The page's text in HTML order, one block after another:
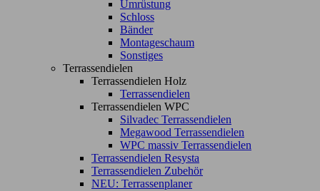
Umrüstung
Schloss
Bänder
Montageschaum
Sonstiges
Terrassendielen
Terrassendielen Holz
Terrassendielen
Terrassendielen WPC
Silvadec Terrassendielen
Megawood Terrassendielen
WPC massiv Terrassendielen
Terrassendielen Resysta
Terrassendielen Zubehör
NEU: Terrassenplaner